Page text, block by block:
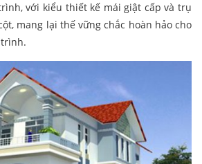
với kiểu thiết kế mái giật cấp và trụ
mang lại thế vững chắc hoàn hảo cho